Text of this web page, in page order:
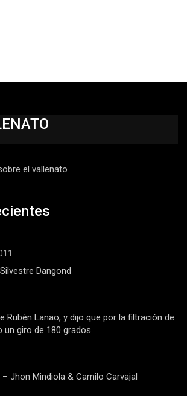
el vallenato
Dangond
Rubén Lanao, y dijo que por la filtración de
un giro de 180 grados
Jhon Mindiola & Camilo Carvajal